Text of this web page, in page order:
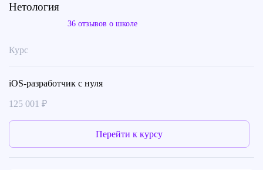
Нетология
36 отзывов о школе
Курс
iOS-разработчик с нуля
125 001 ₽
Перейти к курсу